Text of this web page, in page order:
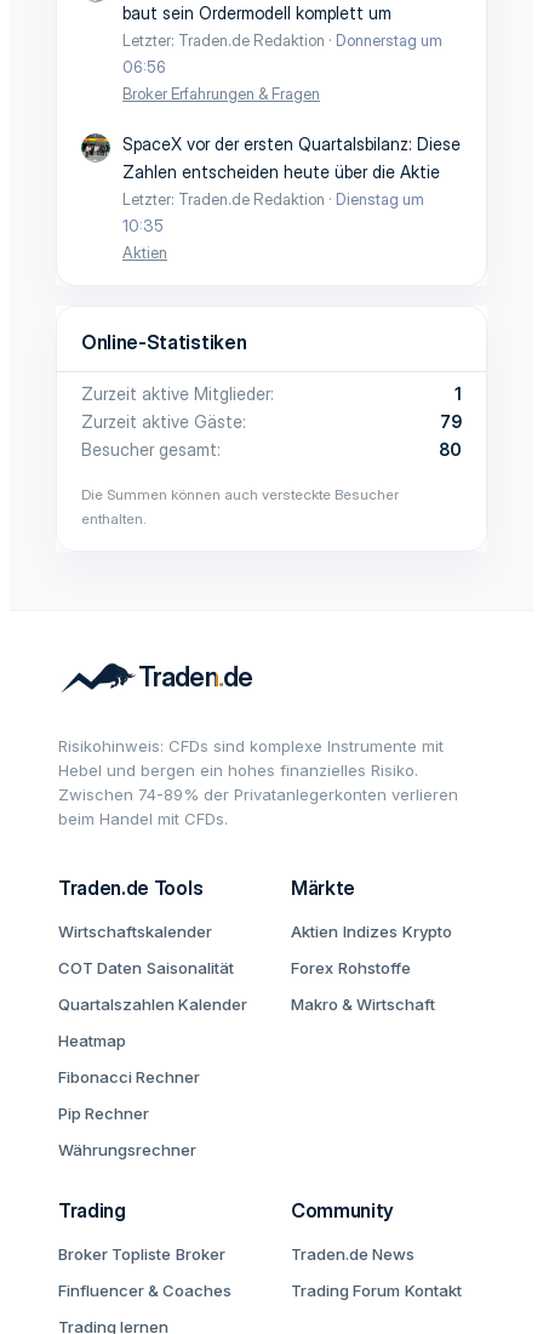
baut sein Ordermodell komplett um
Letzter: Traden.de Redaktion
Donnerstag um
06:56
Broker Erfahrungen & Fragen
SpaceX vor der ersten Quartalsbilanz: Diese
Zahlen entscheiden heute über die Aktie
Letzter: Traden.de Redaktion
Dienstag um
10:35
Aktien
Online-Statistiken
Zurzeit aktive Mitglieder
1
Zurzeit aktive Gäste
79
Besucher gesamt
80
Die Summen können auch versteckte Besucher
enthalten.
Risikohinweis: CFDs sind komplexe Instrumente mit
Hebel und bergen ein hohes finanzielles Risiko.
Zwischen 74-89% der Privatanlegerkonten verlieren
beim Handel mit CFDs.
Traden.de Tools
Wirtschaftskalender
COT Daten Saisonalität
Quartalszahlen Kalender
Heatmap
Fibonacci Rechner
Pip Rechner
Währungsrechner
Märkte
Aktien Indizes Krypto
Forex Rohstoffe
Makro & Wirtschaft
Trading
Broker Topliste Broker
Finfluencer & Coaches
Trading lernen
Community
Traden.de News
Trading Forum Kontakt